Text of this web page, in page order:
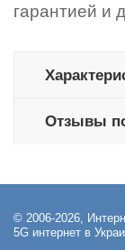
гарантией и
Отзывы
© 2006-2026,
5G интернет в